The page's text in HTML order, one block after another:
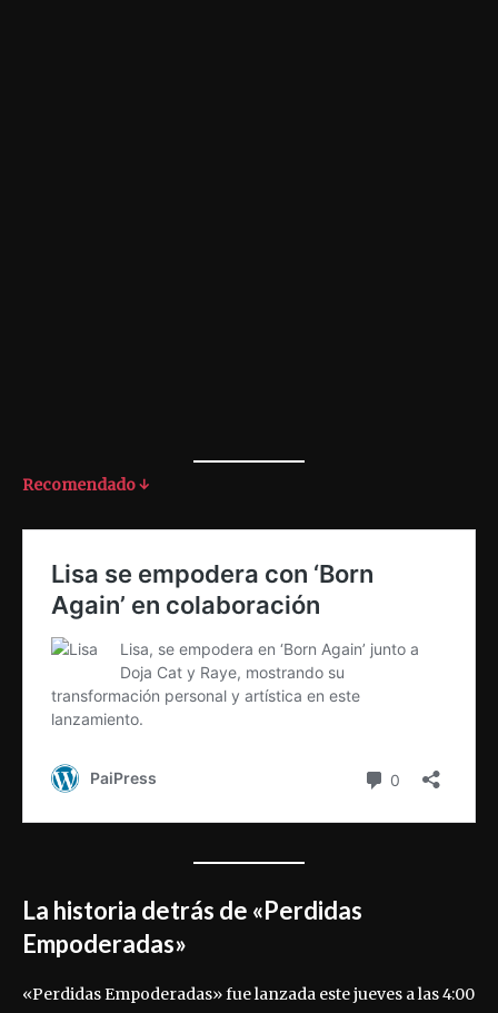
Recomendado ↓
La historia detrás de «Perdidas
Empoderadas»
«Perdidas Empoderadas» fue lanzada este jueves a las 4:00